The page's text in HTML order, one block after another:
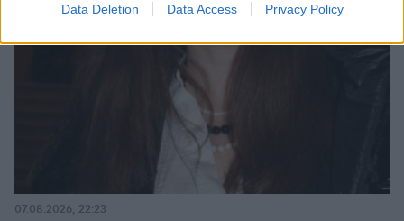
Data Deletion Data Access Privacy Policy
07.08.2026, 22:23